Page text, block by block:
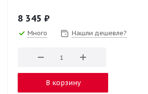
8 345 ₽
Много Нашли дешевле?
В корзину